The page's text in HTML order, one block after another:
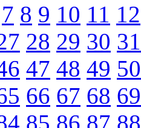
7 8 9 10 11 12
28 29 30 31
47 48 49 50
66 67 68 69
85 86 87 88